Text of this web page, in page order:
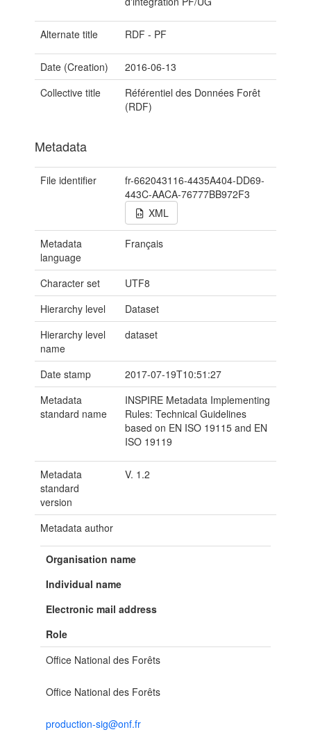
Alternate title RDF - PF
Date (Creation)
2016-06-13
Collective title
Référentiel des Données Forêt
(RDF)
Metadata
File identifier
fr-662043116-4435A404-DD69-
443C-AACA-76777BB972F3
XML
Metadata
language
Français
Character set
UTF8
Hierarchy level
Dataset
Hierarchy level
name
dataset
Date stamp
2017-07-19T10:51:27
Metadata
standard name
INSPIRE Metadata Implementing
Rules: Technical Guidelines
based on EN ISO 19115 and EN
ISO 19119
Metadata
standard
version
V. 1.2
Metadata author
Organisation name
Individual name
Electronic mail address
Role
Office National des Forêts
Office National des Forêts
production-sig@onf.fr